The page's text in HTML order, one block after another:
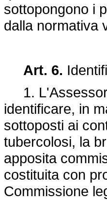
sottopongono i
dalla normativa
Art. 6.
1.
identificare, in
sottoposti ai
tubercolosi, la
apposita
costituita con
Commissione